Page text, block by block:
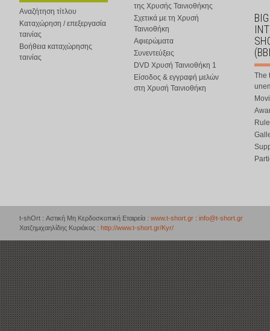
Αναζήτηση τίτλου
Καταχώρηση / επεξεργασία
ταινίας
Βοήθεια καταχώρησης
ταινίας
της Χρυσής Ταινιοθήκης
Σχετικά με τη Χρυσή
Ταινιοθήκη
Αφιερώματα
Συνεντεύξεις
DVD Χρυσή Ταινιοθήκη 1
Είσοδος & εγγραφή μελών
στη Χρυσή Ταινιοθήκη
The
t-shOrt : Αστική Μη Κερδοσκοπική Εταιρεία : www.t-short.gr : info@t-short.gr
Χατζημιχαηλίδης Κυριάκος : http://www.t-short.gr/Kyr/